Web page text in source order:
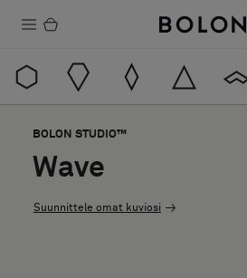
Tuotteet
Kestävä kehitys
Asennus
BOLON STUDIO™
Wave
Suunnittele omat kuviosi